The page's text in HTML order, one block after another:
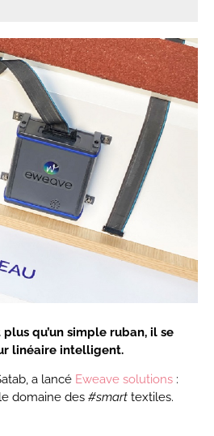
plus qu’un simple ruban, il se
linéaire intelligent.
a lancé Eweave solutions :
domaine des #smart textiles.